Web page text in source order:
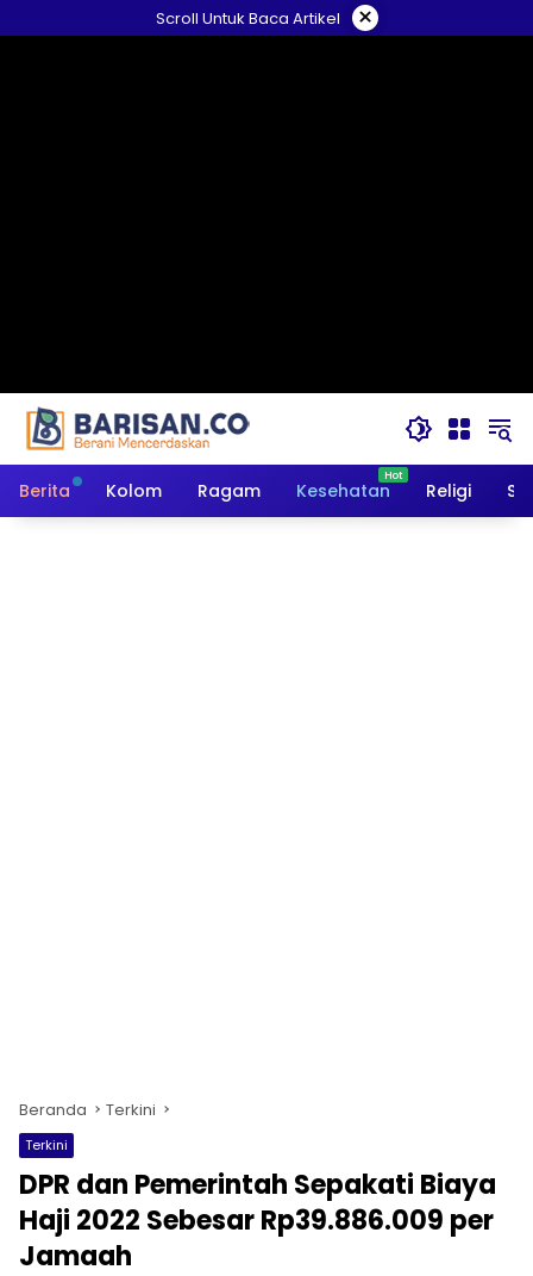
ke
Scroll Untuk Baca Artikel ×
Berita Kolom Ragam Kesehatan Religi
Beranda Terkini
Terkini
DPR dan Pemerintah Sepakati Biaya
Haji 2022 Sebesar Rp39.886.009 per
Jamaah